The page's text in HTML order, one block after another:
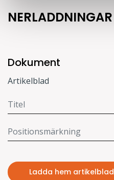
NERLADDNINGAR
Dokument
Artikelblad
Ladda hem artikelblad